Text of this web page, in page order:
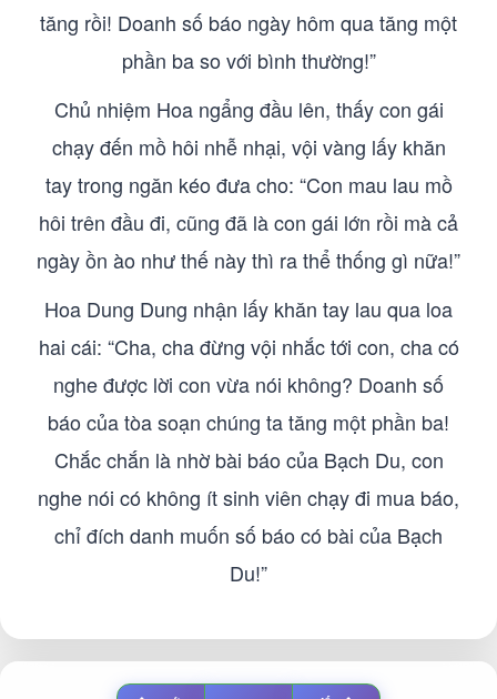
tăng rồi! Doanh số báo ngày hôm qua tăng một
phần ba so với bình thường!”
Chủ nhiệm Hoa ngẩng đầu lên, thấy con gái
chạy đến mồ hôi nhễ nhại, vội vàng lấy khăn
tay trong ngăn kéo đưa cho: “Con mau lau mồ
hôi trên đầu đi, cũng đã là con gái lớn rồi mà cả
ngày ồn ào như thế này thì ra thể thống gì nữa!”
Hoa Dung Dung nhận lấy khăn tay lau qua loa
hai cái: “Cha, cha đừng vội nhắc tới con, cha có
nghe được lời con vừa nói không? Doanh số
báo của tòa soạn chúng ta tăng một phần ba!
Chắc chắn là nhờ bài báo của Bạch Du, con
nghe nói có không ít sinh viên chạy đi mua báo,
chỉ đích danh muốn số báo có bài của Bạch
Du!”